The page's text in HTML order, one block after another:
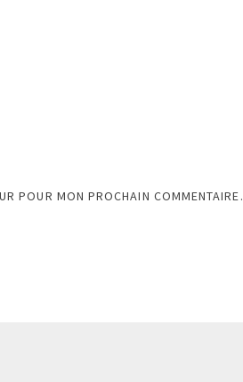
POUR MON PROCHAIN COMMENTAIRE.